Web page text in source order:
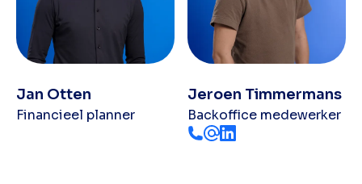
Jan Otten
Financieel planner
Jeroen Timmermans
Backoffice medewerker